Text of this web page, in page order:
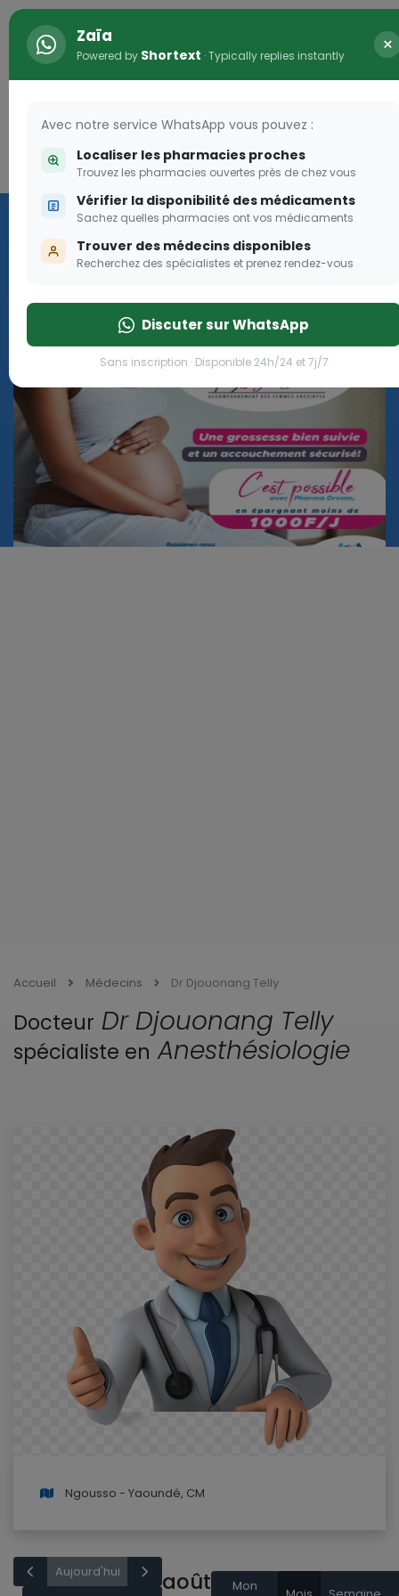
Connexion
Programme OLGA-ESTHER
Rejoignez le programme Olga Esther pour les femmes
enceintes
Rejoignez le programme Olga Esther pour les
Accueil Médecins Dr Djouonang Telly
Docteur Dr Djouonang Telly
spécialiste en Anesthésiologie
Ngousso - Yaoundé, CM
Aujourd'hui
août
Mon
Zaïa
Powered by Shortext · Typically replies instantly ×
Avec notre service WhatsApp vous pouvez :
Localiser les pharmacies proches
Trouvez les pharmacies ouvertes près de chez vous
Vérifier la disponibilité des médicaments
Sachez quelles pharmacies ont vos médicaments
Trouver des médecins disponibles
Recherchez des spécialistes et prenez rendez-vous
Discuter sur WhatsApp
Sans inscription · Disponible 24h/24 et 7j/7